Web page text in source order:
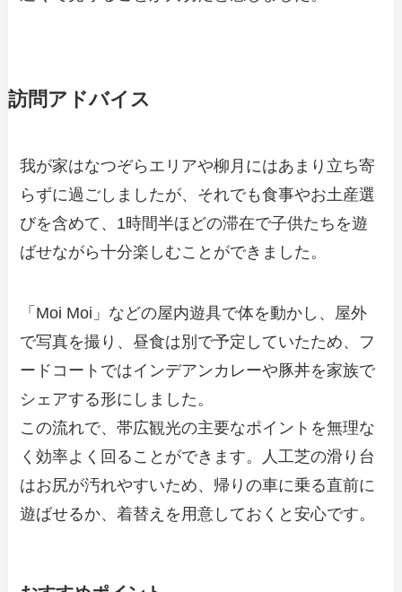
訪問アドバイス
我が家はなつぞらエリアや柳月にはあまり立ち寄
らずに過ごしましたが、それでも食事やお土産選
びを含めて、1時間半ほどの滞在で子供たちを遊
ばせながら十分楽しむことができました。
「Moi Moi」などの屋内遊具で体を動かし、屋外
で写真を撮り、昼食は別で予定していたため、フ
ードコートではインデアンカレーや豚丼を家族で
シェアする形にしました。
この流れで、帯広観光の主要なポイントを無理な
く効率よく回ることができます。人工芝の滑り台
はお尻が汚れやすいため、帰りの車に乗る直前に
遊ばせるか、着替えを用意しておくと安心です。